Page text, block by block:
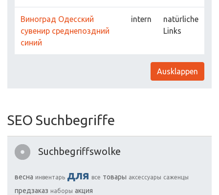
Виноград Одесский
сувенир среднепоздний
синий
intern
natürliche
Links
Ausklappen
SEO Suchbegriffe
Suchbegriffswolke
весна инвентарь для все товары аксессуары саженцы
предзаказ наборы акция